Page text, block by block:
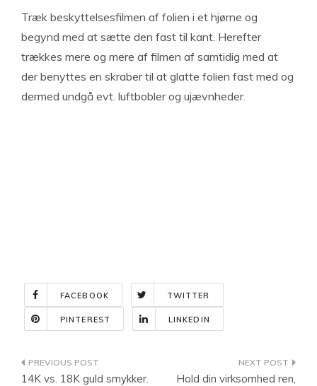
Træk beskyttelsesfilmen af folien i et hjørne og
begynd med at sætte den fast til kant. Herefter
trækkes mere og mere af filmen af samtidig med at
der benyttes en skraber til at glatte folien fast med og
dermed undgå evt. luftbobler og ujævnheder.
FACEBOOK TWITTER
PINTEREST LINKEDIN
Indlægsnavigation
14K vs. 18K guld smykker.
Hold din virksomhed ren,